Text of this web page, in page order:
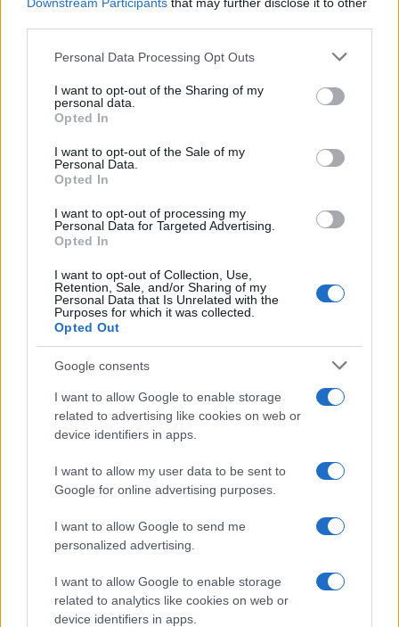
Please note that this website/app uses one or more Google
not limited to your visit or usage behaviour. You may click to
grant or deny consent to Google and its third-party tags to
use your data for below specified purposes in below Google
consent section.
Personal Data Processing Opt Outs
I want to opt-out of the Sharing of my
personal data.
Opted In
I want to opt-out of the Sale of my
Personal Data.
Opted In
I want to opt-out of processing my
Personal Data for Targeted Advertising.
Opted In
I want to opt-out of Collection, Use,
Retention, Sale, and/or Sharing of my
Personal Data that Is Unrelated with the
Purposes for which it was collected.
Opted Out
Google consents
I want to allow Google to enable storage
related to advertising like cookies on web or
device identifiers in apps.
I want to allow my user data to be sent to
Google for online advertising purposes.
I want to allow Google to send me
personalized advertising.
I want to allow Google to enable storage
related to analytics like cookies on web or
device identifiers in apps.
globali.La discussione sui nuovi obiettivi per il
2040 sarà crucialeper determinare se l’Unione
Europea riuscirà a mantenere le sue ambizioni
climatiche. La transizione verde è una questione di
vita o di morte per il nostro pianeta e il nostro
lo facciamo noi, chi lo farà?
AUTORE